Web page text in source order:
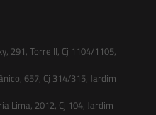
291, Torre II, Cj 1104/1105,
657, Cj 314/315, Jardim
Lima, 2012, Cj 104, Jardim